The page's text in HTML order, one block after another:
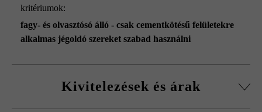
kritériumok:
fagy- és olvasztósó álló - csak cementkötésű felületekre
alkalmas jégoldó szereket szabad használni
Kivitelezések és árak